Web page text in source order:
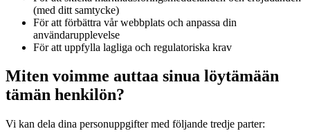
(med ditt samtycke)
För att förbättra vår webbplats och anpassa din
användarupplevelse
För att uppfylla lagliga och regulatoriska krav
Miten voimme auttaa sinua löytämään
tämän henkilön?
Vi kan dela dina personuppgifter med följande tredje parter: